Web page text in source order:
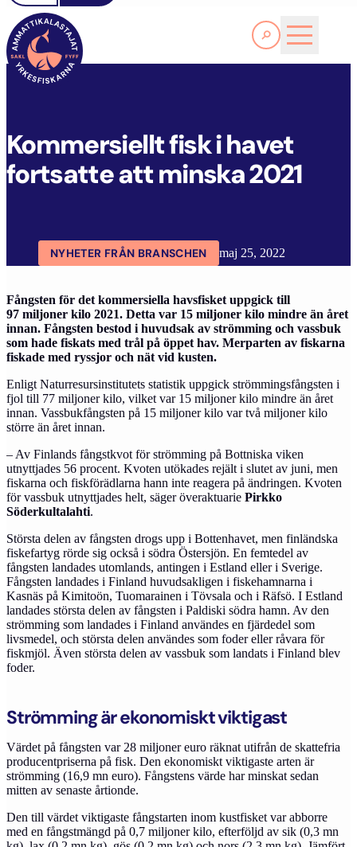
Läs Mer
FYFF
Kommersiellt fisk i havet
fortsatte att minska 2021
NYHETER FRÅN BRANSCHEN maj 25, 2022
Fångsten för det kommersiella havsfisket uppgick till
97 miljoner kilo 2021. Detta var 15 miljoner kilo mindre än året
innan. Fångsten bestod i huvudsak av strömming och vassbuk
som hade fiskats med trål på öppet hav. Merparten av fiskarna
fiskade med ryssjor och nät vid kusten.
Enligt Naturresursinstitutets statistik uppgick strömmingsfångsten i
fjol till 77 miljoner kilo, vilket var 15 miljoner kilo mindre än året
innan. Vassbukfångsten på 15 miljoner kilo var två miljoner kilo
större än året innan.
– Av Finlands fångstkvot för strömming på Bottniska viken
utnyttjades 56 procent. Kvoten utökades rejält i slutet av juni, men
fiskarna och fiskförädlarna hann inte reagera på ändringen. Kvoten
för vassbuk utnyttjades helt, säger överaktuarie Pirkko
Söderkultalahti.
Största delen av fångsten drogs upp i Bottenhavet, men finländska
fiskefartyg rörde sig också i södra Östersjön. En femtedel av
fångsten landades utomlands, antingen i Estland eller i Sverige.
Fångsten landades i Finland huvudsakligen i fiskehamnarna i
Kasnäs på Kimitoön, Tuomarainen i Tövsala och i Räfsö. I Estland
landades största delen av fångsten i Paldiski södra hamn. Av den
strömming som landades i Finland användes en fjärdedel som
livsmedel, och största delen användes som foder eller råvara för
fiskmjöl. Även största delen av vassbuk som landats i Finland blev
foder.
Strömming är ekonomiskt viktigast
Värdet på fångsten var 28 miljoner euro räknat utifrån de skattefria
producentpriserna på fisk. Den ekonomiskt viktigaste arten är
strömming (16,9 mn euro). Fångstens värde har minskat sedan
mitten av senaste årtionde.
Den till värdet viktigaste fångstarten inom kustfisket var abborre
med en fångstmängd på 0,7 miljoner kilo, efterföljd av sik (0,3 mn